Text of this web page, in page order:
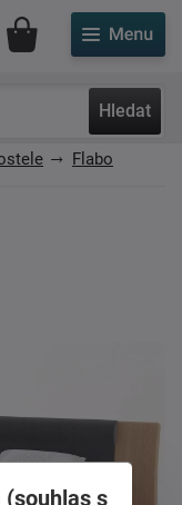
Hledat
Můj účet
Flabo
s